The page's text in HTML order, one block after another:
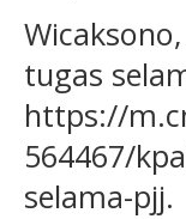
tugas
https://
564467/
selama-pjj.